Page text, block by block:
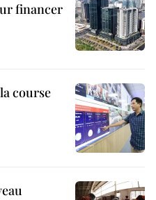
financer
course